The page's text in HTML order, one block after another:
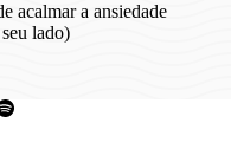
acalmar a ansiedade
lado)